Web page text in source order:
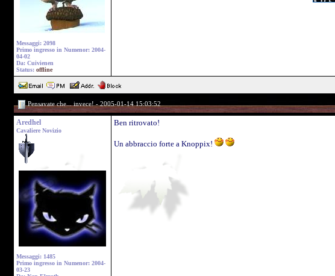
Messaggi: 2098
Primo ingresso in Numenor: 2004-
04-02
Da: Cuivienen
Status: offline
Pensavate che... invece! - 2005-01-14 15:03:52
Aredhel
Cavaliere Novizio
Messaggi: 1485
Primo ingresso in Numenor: 2004-
03-23
Ben ritrovato!
Un abbraccio forte a Knoppix!